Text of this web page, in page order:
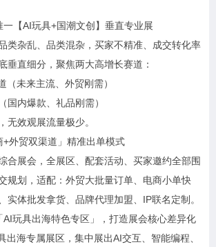
【AI玩具+国潮文创】垂直专业展
类杂乱、品类混杂，买家不精准、成交转化率
垂直细分，聚焦两大高增长赛道：
（未来主流、外贸刚需）
国内爆款、礼品刚需）
无效观展流量极少。
外贸双渠道」精准出单模式
合展会，全展区、配套活动、买家邀约全部围
规划，适配：外贸大批量订单、电商小单快
实体批发拿货、品牌代理加盟、IP联名定制。
玩具出海特色专区」，打造展会核心差异化
出海专属展区，集中展出AI交互、智能编程、